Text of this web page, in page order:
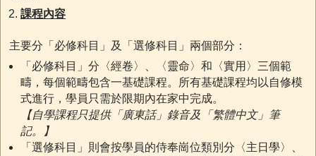
課程內容
主要分「必修科目」及「選修科目」兩個部分：
「必修科目」分〈經卷〉、〈靈命〉和〈實用〉三個範
疇，每個範疇包含一基礎課程。所有基礎課程均以自修模
式進行，學員只需於限期內在家中完成。
【自學課程只提供「廣東話」錄音及「繁體中文」筆
記。
】
「選修科目」則會按學員的侍奉崗位類別分〈主日學〉、